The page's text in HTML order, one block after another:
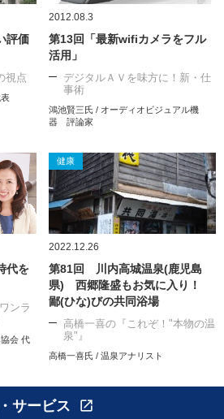
評価
視点
2012.08.3
第13回「最新wifiカメラをフル
活用」
デジタルＡＶを味方に！新・仕
事術
鴻池賢三氏 / オーディオビジュアル機
器 評論家
代を
ンラ
会 代
健康
2022.12.26
第81回 川内高城温泉(鹿児島
県) 西郷隆盛もお気に入り！
鄙(ひな)びの共同浴場
高橋一喜の『これぞ！"本物の温
泉"』
高橋一喜氏 / 温泉アナリスト
サービス open_in_new